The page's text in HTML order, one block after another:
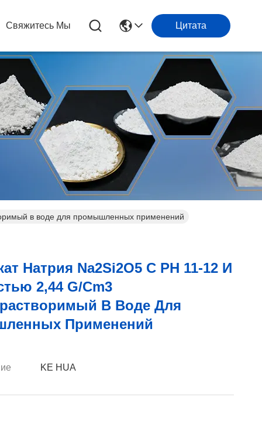
Свяжитесь Мы Цитата
в воде для промышленных применений
Натрия Na2Si2O5 С PH 11-12 И
2,44 G/cm3
В Воде Для
Применений
KE HUA